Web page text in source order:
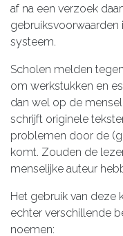
af na een verzoek
gebruiksvoorwaarden
systeem.
Scholen melden
om werkstukken en
dan wel op de
schrijft originele
problemen door de
komt. Zouden de
menselijke auteur
Het gebruik van deze
echter verschillende
noemen: